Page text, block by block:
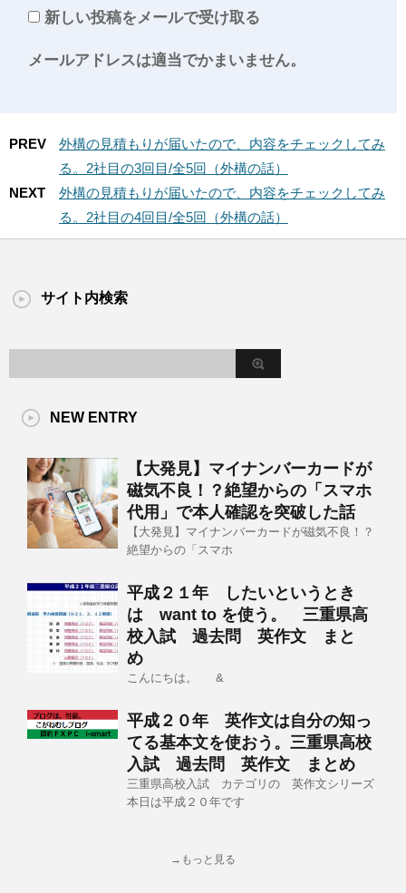
新しい投稿をメールで受け取る
メールアドレスは適当でかまいません。
PREV
外構の見積もりが届いたので、内容をチェックしてみ
る。2社目の3回目/全5回（外構の話）
NEXT
外構の見積もりが届いたので、内容をチェックしてみ
る。2社目の4回目/全5回（外構の話）
サイト内検索
NEW ENTRY
【大発見】マイナンバーカードが
磁気不良！？絶望からの「スマホ
代用」で本人確認を突破した話
【大発見】マイナンバーカードが磁気不良！？
絶望からの「スマホ
平成２１年 したいというとき
は want to を使う。 三重県高
校入試 過去問 英作文 まと
め
こんにちは。 &
平成２０年 英作文は自分の知っ
てる基本文を使おう。三重県高校
入試 過去問 英作文 まとめ
三重県高校入試 カテゴリの 英作文シリーズ
本日は平成２０年です
→もっと見る